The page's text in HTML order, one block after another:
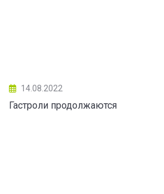
14.08.2022
Гастроли продолжаются